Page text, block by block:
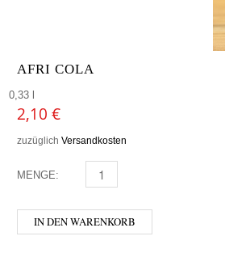
AFRI COLA
0,33 l
2,10 €
zuzüglich Versandkosten
MENGE: AFRI COLA MENGE
IN DEN WARENKORB